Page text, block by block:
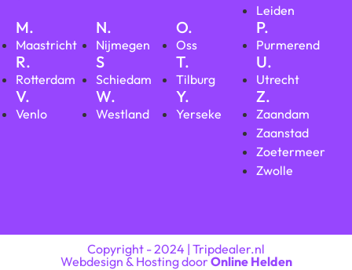
Leiden
M.
Maastricht
N.
Nijmegen
O.
Oss
P.
Purmerend
R.
Rotterdam
S
Schiedam
T.
Tilburg
U.
Utrecht
V.
Venlo
W.
Westland
Y.
Yerseke
Z.
Zaandam
Zaanstad
Zoetermeer
Zwolle
Copyright - 2024 | Tripdealer.nl
Webdesign & Hosting doorOnline Helden